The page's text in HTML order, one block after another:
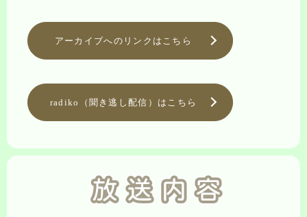
アーカイブへのリンクはこちら
radiko（聞き逃し配信）はこちら